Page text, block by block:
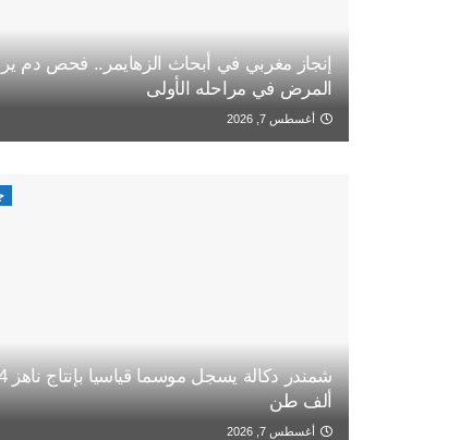
إنجاز مغربي في أبحاث الزهايمر.. فحص دم
المرض في مراحله الأولى
أغسطس 7, 2026
شمندر
ألف طن
أغسطس 7, 2026